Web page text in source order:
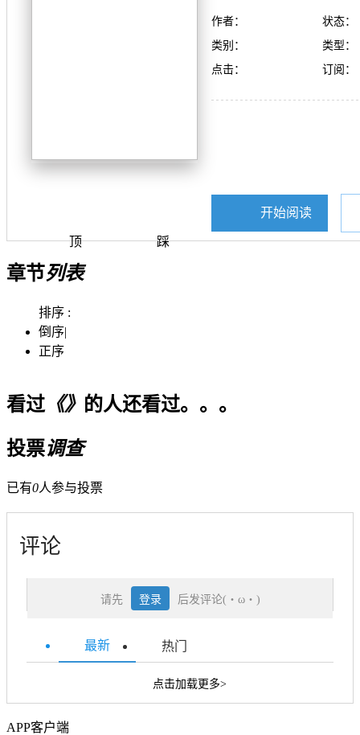
顶 踩
作者：
状态：
类别：
类型：
点击：
订阅：
开始阅读
章节列表
排序 :
倒序|
正序
看过《》 的人还看过。。。
投票调查
已有0人参与投票
评论
请先 登录 后发评论(・ω・)
最新 热门
点击加载更多>
APP客户端